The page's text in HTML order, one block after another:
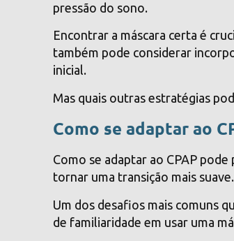
pressão do sono.
Encontrar a máscara certa é
também pode considerar
inicial.
Mas quais outras estratégias
Como se adaptar ao
Como se adaptar ao CPAP
tornar uma transição mais suave.
Um dos desafios mais comuns
de familiaridade em usar uma